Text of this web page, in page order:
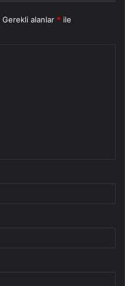
Gerekli alanlar * ile